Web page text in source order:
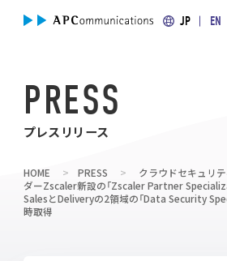
JP EN
PRESS
プレスリリース
HOME PRESS
クラウドセキュリ
ダーZscaler新設の「Zscaler Partner
SalesとDeliveryの2領域の「Data Security
時取得